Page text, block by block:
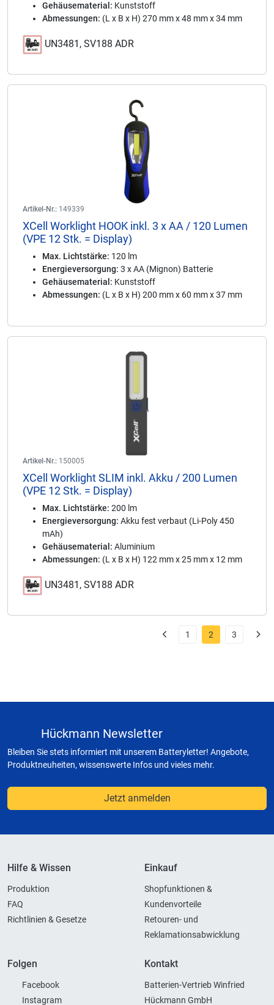
Gehäusematerial: Kunststoff
Abmessungen: (L x B x H) 270 mm x 48 mm x 34 mm
UN3481, SV188 ADR
Artikel-Nr.: 149339
XCell Worklight HOOK inkl. 3 x AA / 120 Lumen
(VPE 12 Stk. = Display)
Max. Lichtstärke: 120 lm
Energieversorgung: 3 x AA (Mignon) Batterie
Gehäusematerial: Kunststoff
Abmessungen: (L x B x H) 200 mm x 60 mm x 37 mm
Artikel-Nr.: 150005
XCell Worklight SLIM inkl. Akku / 200 Lumen
(VPE 12 Stk. = Display)
Max. Lichtstärke: 200 lm
Energieversorgung: Akku fest verbaut (Li-Poly 450
mAh)
Gehäusematerial: Aluminium
Abmessungen: (L x B x H) 122 mm x 25 mm x 12 mm
UN3481, SV188 ADR
1 2 3
Hückmann Newsletter
Bleiben Sie stets informiert mit unserem Batteryletter! Angebote,
Produktneuheiten, wissenswerte Infos und vieles mehr.
Jetzt anmelden
Hilfe & Wissen
Produktion
FAQ
Richtlinien & Gesetze
Einkauf
Shopfunktionen &
Kundenvorteile
Retouren- und
Reklamationsabwicklung
Folgen
Facebook
Instagram
Kontakt
Batterien-Vertrieb Winfried
Hückmann GmbH